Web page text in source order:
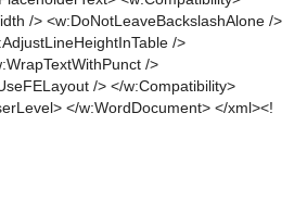
/> <w:DoNotLeaveBackslashAlone />
/>
/>
/> </w:Compatibility>
</w:WordDocument> </xml><!